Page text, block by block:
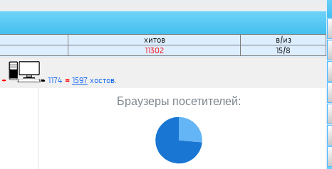
хитов
в/из
11302 15/8
+ 1174 = 1597 хостов.
Браузеры посетителей: